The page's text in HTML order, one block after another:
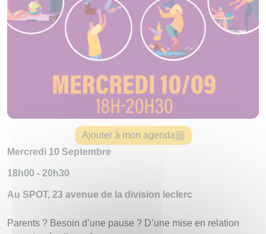
Ajouter à mon agenda
Mercredi 10 Septembre
18h00 - 20h30
Au SPOT, 23 avenue de la division leclerc
Parents ? Besoin d’une pause ? D’une mise en relation